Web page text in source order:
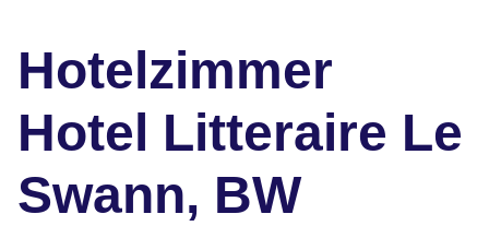
Hotelzimmer
Hotel Litteraire Le
Swann, BW